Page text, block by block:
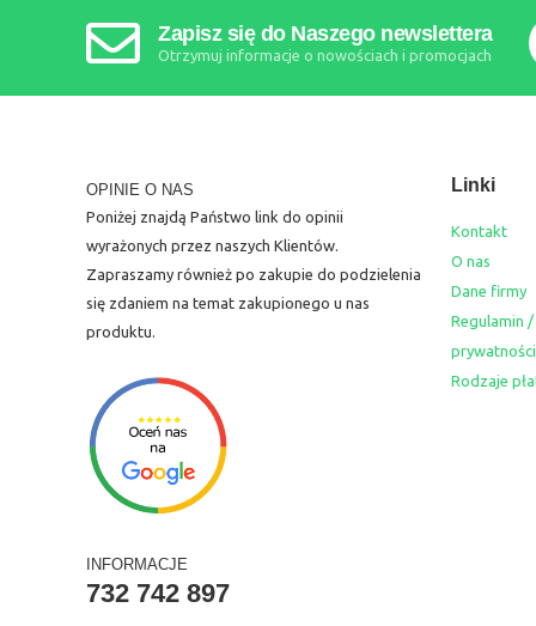
Zapisz się do Naszego newslettera
Otrzymuj informacje o nowościach i promocjach
OPINIE O NAS
Poniżej znajdą Państwo link do opinii
wyrażonych przez naszych Klientów.
Zapraszamy również po zakupie do podzielenia
się zdaniem na temat zakupionego u nas
produktu.
INFORMACJE
732 742 897
Linki
Kontakt
O nas
Dane firmy
Regulamin
prywatności
Rodzaje